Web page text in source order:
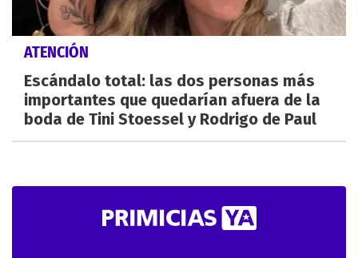
ATENCIÓN
Escándalo total: las dos personas más
importantes que quedarían afuera de la
boda de Tini Stoessel y Rodrigo de Paul